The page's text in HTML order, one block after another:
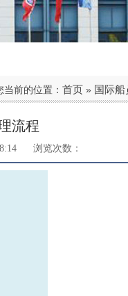
当前的位置： 首页 » 国际船
流程
浏览次数：